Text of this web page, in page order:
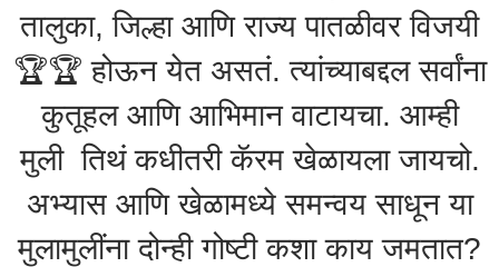
तालुका, जिल्हा आणि राज्य पातळीवर विजयी
🏆🏆 होऊन येत असतं. त्यांच्याबद्दल सर्वांना
कुतूहल आणि आभिमान वाटायचा. आम्ही
मुली तिथं कधीतरी कॅरम खेळायला जायचो.
अभ्यास आणि खेळामध्ये समन्वय साधून या
मुलामुलींना दोन्ही गोष्टी कशा काय जमतात?